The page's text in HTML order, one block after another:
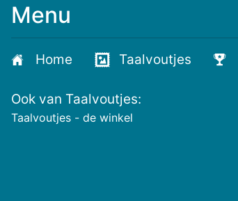
Menu
Home Taalvoutjes
Ook van Taalvoutjes:
Taalvoutjes - de winkel